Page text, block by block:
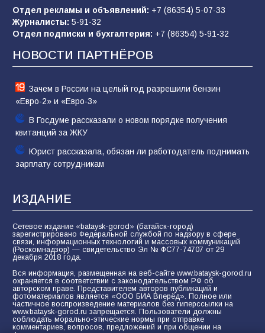
«Слухами Москву не возьмёшь»: почему
заявления Киева о мобилизации — это
отчаяние, а не разведка
81 02.08.2026
Отдел рекламы и объявлений: +7 (86354) 5-07-33
Журналисты: 5-91-32
Отдел подписки и бухгалтерия: +7 (86354) 5-91-32
НОВОСТИ ПАРТНЁРОВ
Зачем в России на целый год разрешили бензин
«Евро-2» и «Евро-3»
В Госдуме рассказали о новом порядке получения
квитанций за ЖКУ
Юрист рассказала, обязан ли работодатель поднимать
зарплату сотрудникам
ИЗДАНИЕ
Сетевое издание «bataysk-gorod» (батайск-город)
зарегистрировано Федеральной службой по надзору в сфере
связи, информационных технологий и массовых коммуникаций
(Роскомнадзор) — свидетельство Эл № ФС77-74707 от 29
декабря 2018 года.
Вся информация, размещенная на веб-сайте www.bataysk-gorod.ru
охраняется в соответствии с законодательством РФ об
авторском праве. Представителем авторов публикаций и
фотоматериалов является «ООО БИА Вперёд». Полное или
частичное воспроизведение материалов без гиперссылки на
www.bataysk-gorod.ru запрещается. Пользователи должны
соблюдать морально-этические нормы при отправке
комментариев, вопросов, предложений и при общении на